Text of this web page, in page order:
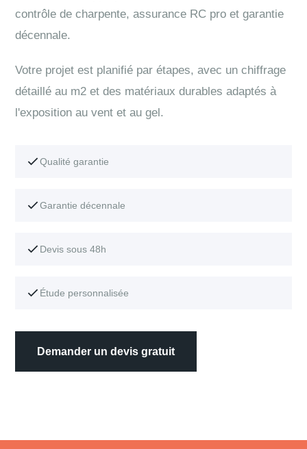
contrôle de charpente, assurance RC pro et garantie
décennale.
Votre projet est planifié par étapes, avec un chiffrage
détaillé au m2 et des matériaux durables adaptés à
l'exposition au vent et au gel.
Qualité garantie
Garantie décennale
Devis sous 48h
Étude personnalisée
Demander un devis gratuit